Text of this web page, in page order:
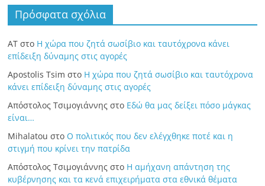
Πρόσφατα σχόλια
ΑΤ στο Η χώρα που ζητά σωσίβιο και ταυτόχρονα κάνει
επίδειξη δύναμης στις αγορές
Apostolis Tsim στο Η χώρα που ζητά σωσίβιο και ταυτόχρονα
κάνει επίδειξη δύναμης στις αγορές
Απόστολος Τσιμογιάννης στο Εδώ θα μας δείξει πόσο μάγκας
είναι…
Mihalatou στο Ο πολιτικός που δεν ελέγχθηκε ποτέ και η
στιγμή που κρίνει την πατρίδα
Απόστολος Τσιμογιάννης στο Η αμήχανη απάντηση της
κυβέρνησης και τα κενά επιχειρήματα στα εθνικά θέματα